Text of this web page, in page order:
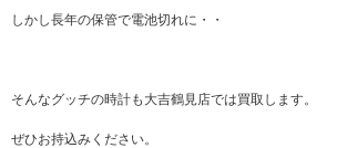
しかし長年の保管で電池切れに・・
そんなグッチの時計も大吉鶴見店では買取します。
ぜひお持込みください。